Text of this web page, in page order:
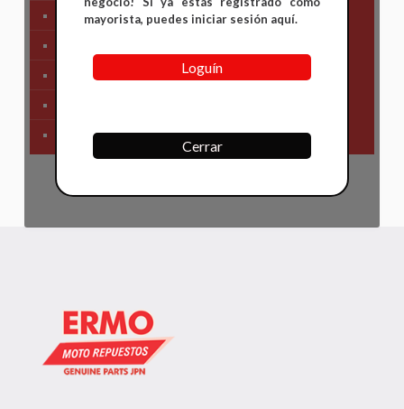
Partes de Motor
SIstema Eléctrico
Primera Necesidad
mayorista, puedes iniciar sesión aquí.
Loguín
Cerrar